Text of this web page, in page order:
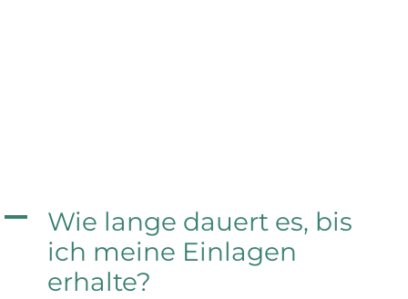
A
Wie lange dauert es, bis
ich meine Einlagen
erhalte?